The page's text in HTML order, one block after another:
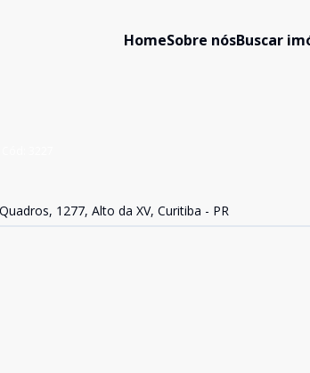
HomeSobre nósBuscar
1277, Alto da XV, Curitiba - PR